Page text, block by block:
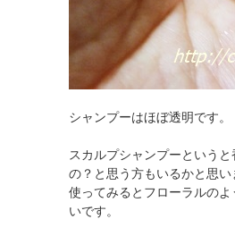
シャンプーはほぼ透明です。
スカルプシャンプーという
の？と思う方もいるかと思
使ってみるとフローラルの
いです。